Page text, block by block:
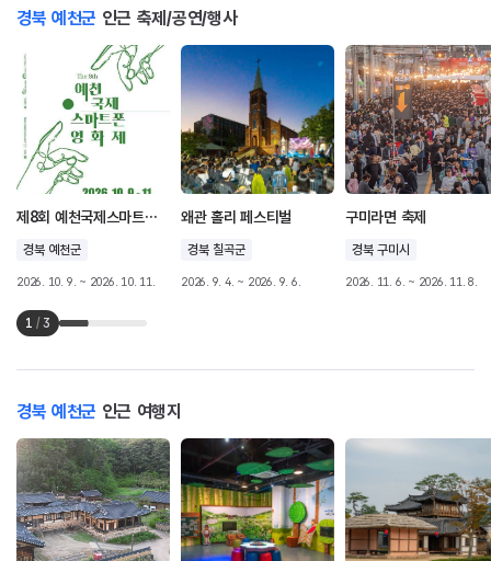
경북 예천군 인근 축제/공연/행사
제8회 예천국제스마트폰영화제
경북 예천군
2026. 10. 9. ~ 2026. 10. 11.
왜관 홀리 페스티벌
경북 칠곡군
2026. 9. 4. ~ 2026. 9. 6.
구미라면 축제
경북 구미시
2026. 11. 6. ~ 2026. 11. 8.
1 / 3
경북 예천군 인근 여행지